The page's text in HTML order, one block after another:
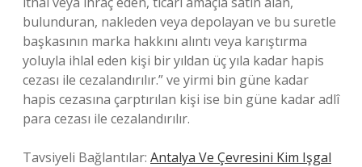
bulunduran, nakleden veya depolayan ve bu suretle
başkasının marka hakkını alıntı veya karıştırma
yoluyla ihlal eden kişi bir yıldan üç yıla kadar hapis
cezası ile cezalandırılır.” ve yirmi bin güne kadar
hapis cezasına çarptırılan kişi ise bin güne kadar adlî
para cezası ile cezalandırılır.
Tavsiyeli Bağlantılar: Antalya Ve Çevresini Kim Işgal